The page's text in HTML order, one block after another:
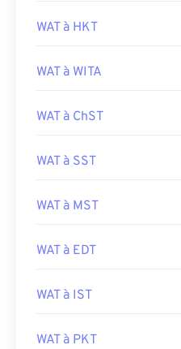
WAT à HKT
WAT à WITA
WAT à ChST
WAT à SST
WAT à MST
WAT à EDT
WAT à IST
WAT à PKT